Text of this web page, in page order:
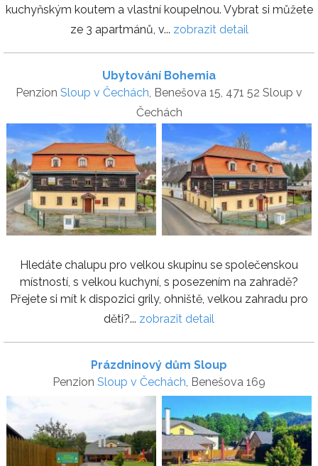
kuchyňským koutem a vlastní koupelnou. Vybrat si můžete
ze 3 apartmánů, v... zobrazit detail
Ubytování Bohemia
Penzion Sloup v Čechách, Benešova 15, 471 52 Sloup v
Čechách
Hledáte chalupu pro velkou skupinu se společenskou
místností, s velkou kuchyní, s posezením na zahradě?
Přejete si mít k dispozici grily, ohniště, velkou zahradu pro
děti?... zobrazit detail
Prázdninový dům Sloup
Penzion Sloup v Čechách, Benešova 169